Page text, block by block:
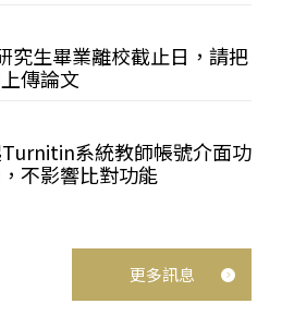
究生畢業離校截止日，請把
傳論文
系統教師帳號介面功
不影響比對功能
更多訊息